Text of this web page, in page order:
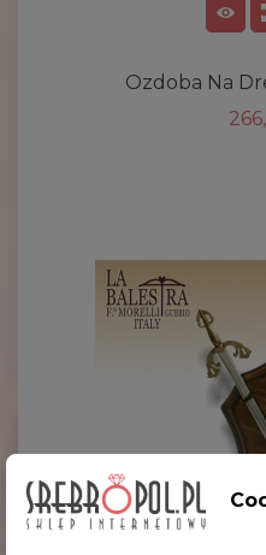
Ozdoba Na